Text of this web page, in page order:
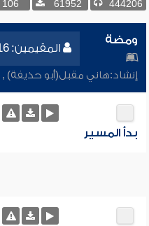
444206
61952
106
المقيمين: 16
ومضة
إنشاد:هاني مقبل(أبو حذيفة) ,
بدأ المسير